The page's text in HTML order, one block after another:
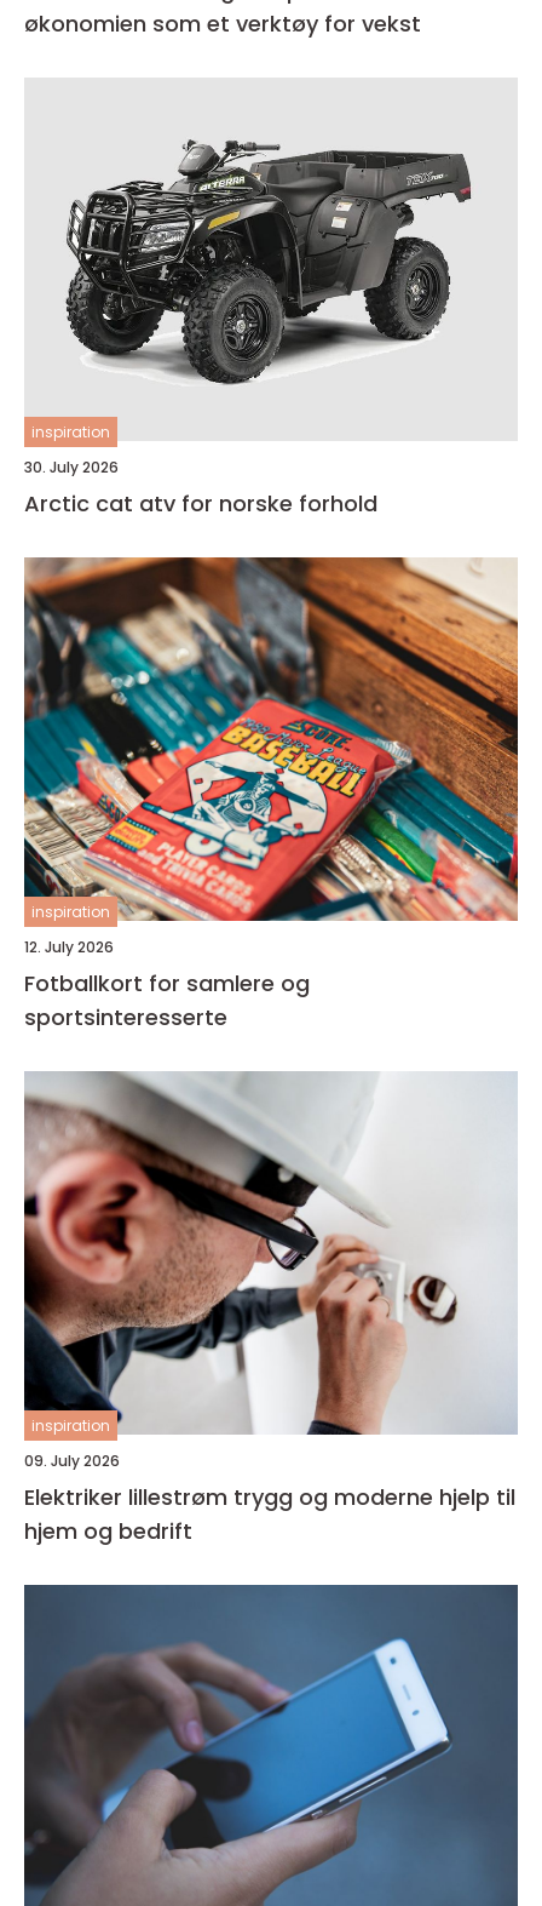
økonomien som et verktøy for vekst
inspiration
30. July 2026
Arctic cat atv for norske forhold
inspiration
12. July 2026
Fotballkort for samlere og
sportsinteresserte
inspiration
09. July 2026
Elektriker lillestrøm trygg og moderne hjelp til
hjem og bedrift